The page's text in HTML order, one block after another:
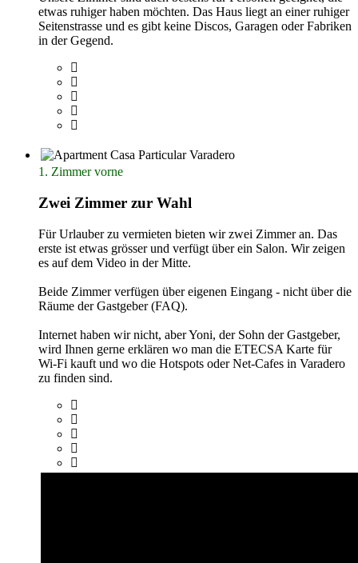
etwas ruhiger haben möchten. Das Haus liegt an einer ruhiger
Seitenstrasse und es gibt keine Discos, Garagen oder Fabriken
in der Gegend.
1. Zimmer vorne
Zwei Zimmer zur Wahl
Für Urlauber zu vermieten bieten wir zwei Zimmer an. Das
erste ist etwas grösser und verfügt über ein Salon. Wir zeigen
es auf dem Video in der Mitte.
Beide Zimmer verfügen über eigenen Eingang - nicht über die
Räume der Gastgeber (FAQ).
Internet haben wir nicht, aber Yoni, der Sohn der Gastgeber,
wird Ihnen gerne erklären wo man die ETECSA Karte für
Wi-Fi kauft und wo die Hotspots oder Net-Cafes in Varadero
zu finden sind.